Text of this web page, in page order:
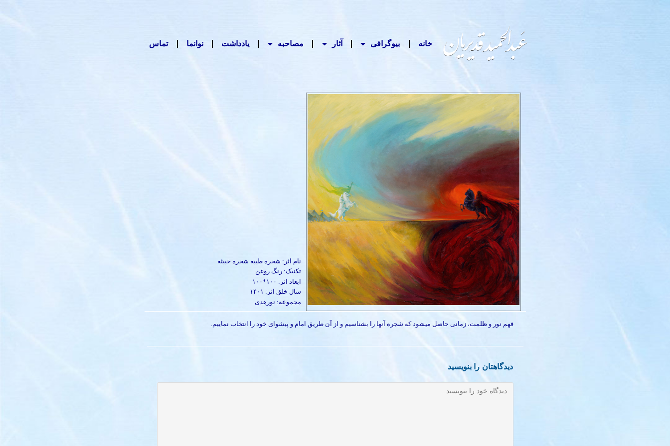
خانه بیوگرافی آثار مصاحبه‌ یادداشت‌ نوانما تماس
نام اثر: شجره طیبه شجره خبیثه
تکنیک: رنگ روغن
ابعاد اثر: ۱۰۰*۱۰۰
سال خلق اثر: ۱۴۰۱
مجموعه: نورهدی
فهم نور و ظلمت، زمانی حاصل می­شود که شجره آنها را بشناسیم و از آن طریق امام و پیشوای خود را انتخاب نماییم.
دیدگاهتان را بنویسید